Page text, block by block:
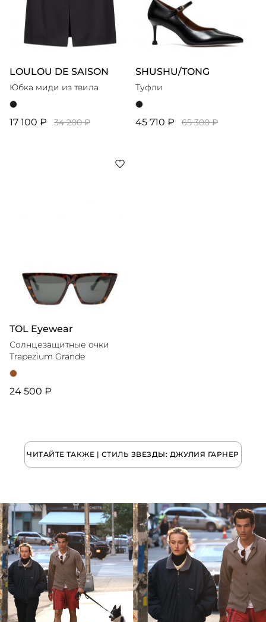
LOULOU DE SAISON
Юбка миди из твила
17 100 ₽ 34 200 ₽
SHUSHU/TONG
Туфли
45 710 ₽ 65 300 ₽
TOL Eyewear
Солнцезащитные очки
Trapezium Grande
24 500 ₽
ЧИТАЙТЕ ТАКЖЕ | СТИЛЬ ЗВЕЗДЫ: ДЖУЛИЯ ГАРНЕР